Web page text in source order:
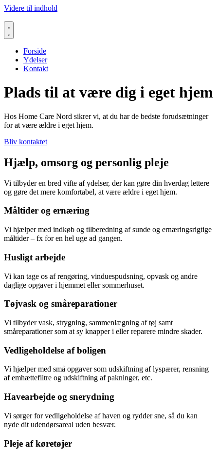
Videre til indhold
Forside
Ydelser
Kontakt
Plads til at være dig i eget hjem
Hos Home Care Nord sikrer vi, at du har de bedste forudsætninger
for at være ældre i eget hjem.
Bliv kontaktet​
Hjælp, omsorg og personlig pleje​​
Vi tilbyder en bred vifte af ydelser, der kan gøre din hverdag lettere
og gøre det mere komfortabel, at være ældre i eget hjem.
Måltider og ernæring
Vi hjælper med indkøb og tilberedning af sunde og ernæringsrigtige
måltider – fx for en hel uge ad gangen.
Husligt arbejde
Vi kan tage os af rengøring, vinduespudsning, opvask og andre
daglige opgaver i hjemmet eller sommerhuset.
Tøjvask og småreparationer
Vi tilbyder vask, strygning, sammenlægning af tøj samt
småreparationer som at sy knapper i eller reparere mindre skader.
Vedligeholdelse af boligen
Vi hjælper med små opgaver som udskiftning af lyspærer, rensning
af emhættefiltre og udskiftning af pakninger, etc.
Havearbejde og snerydning
Vi sørger for vedligeholdelse af haven og rydder sne, så du kan
nyde dit udendørsareal uden besvær.
Pleje af køretøjer